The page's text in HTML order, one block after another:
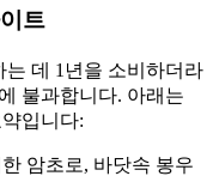
트
데 1년을 소비하더라
불과합니다. 아래는
입니다:
암초로, 바닷속 봉우